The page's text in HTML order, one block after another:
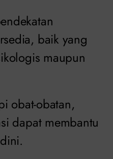
baik yang
maupun
obat-obatan,
dapat membantu